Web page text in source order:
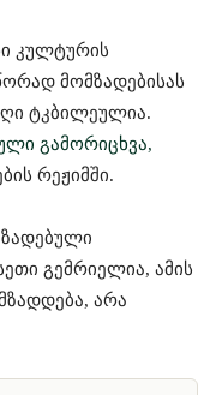
კულტურის
მომზადებისას
ტკბილეულია.
გამორიცხვა,
რეჟიმში.
გემრიელია, ამის
არა